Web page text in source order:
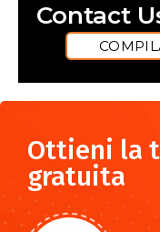
Contact
Ottieni la
gratuita